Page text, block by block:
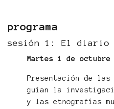
programa
sesión 1: El diario
Martes 1 de octubre
Presentación de
guían la
y las etnografías